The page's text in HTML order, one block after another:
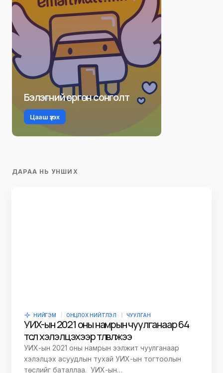
Бэлэгний өргөн сонголт
Цааш үзэх
ДАРАА НЬ УНШИХ
НИЙГЭМ ОНЦЛОХ НИЙТЛЭЛ ЧУУЛГАН
УИХ-ын 2021 оны намрын чуулганаар 64
төсөл хэлэлцэхээр төлөвлөжээ
УИХ-ын 2021 оны намрын ээлжит чуулганаар
хэлэлцэх асуудлын тухай УИХ-ын тогтоолын
төслийг баталлаа. УИХ-ын…